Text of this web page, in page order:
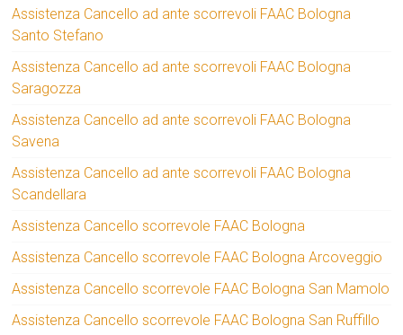
Assistenza Cancello ad ante scorrevoli FAAC Bologna
Santo Stefano
Assistenza Cancello ad ante scorrevoli FAAC Bologna
Saragozza
Assistenza Cancello ad ante scorrevoli FAAC Bologna
Savena
Assistenza Cancello ad ante scorrevoli FAAC Bologna
Scandellara
Assistenza Cancello scorrevole FAAC Bologna
Assistenza Cancello scorrevole FAAC Bologna Arcoveggio
Assistenza Cancello scorrevole FAAC Bologna San Mamolo
Assistenza Cancello scorrevole FAAC Bologna San Ruffillo